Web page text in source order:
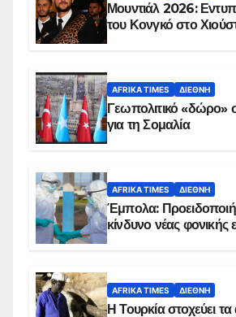
Μουντιάλ 2026:
του Κονγκό στο
AFRIKA TIMES ΔΙΕΘΝΉ
Γεωπολιτικό «δώρο»
για τη Σομαλία
AFRIKA TIMES ΔΙΕΘΝΉ
Έμπολα:
κίνδυνο νέας φονικής
AFRIKA TIMES ΔΙΕΘΝΉ
Η Τουρκία στοχεύει